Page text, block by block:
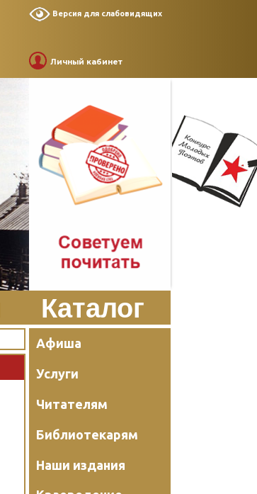
Версия для слабовидящих
Личный кабинет
Каталог
Афиша
Услуги
Читателям
Библиотекарям
Наши издания